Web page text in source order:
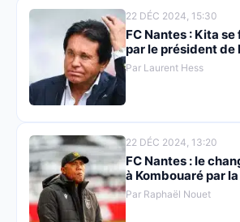
22 DÉC 2024, 15:30
FC Nantes : Kita
par le président de
Par Laurent Hess
22 DÉC 2024, 13:20
FC Nantes : le
à Kombouaré par
Par Raphaël Nouet